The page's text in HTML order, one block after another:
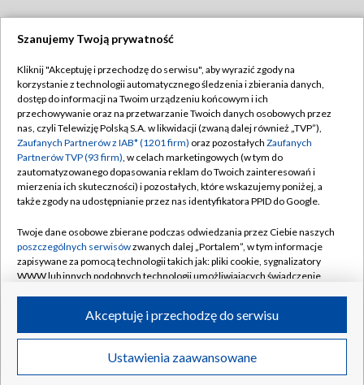
TVP
Abonament TVP
Emisja w TVP
Centrum informacji TVP
Naziemna Telewizja Cyfrowa
Rada Programowa
System NOS
Informacje o nadawcy
Program dla prasy
Ogłoszenie przetargowe
Regulamin TVP
Polityka prywatności
Moje zgody
Pomoc
Kontakt
Kanały
©2026 Telewizja Polska S.A. w likwidacji
Szanujemy Twoją prywatność
Kliknij "Akceptuję i przechodzę do serwisu", aby wyrazić zgody na
korzystanie z technologii automatycznego śledzenia i zbierania danych,
dostęp do informacji na Twoim urządzeniu końcowym i ich
przechowywanie oraz na przetwarzanie Twoich danych osobowych przez
nas, czyli Telewizję Polską S.A. w likwidacji (zwaną dalej również „TVP”),
Zaufanych Partnerów z IAB* (1201 firm) oraz pozostałych Zaufanych
Partnerów TVP (93 firm), w celach marketingowych (w tym do
zautomatyzowanego dopasowania reklam do Twoich zainteresowań i
mierzenia ich skuteczności) i pozostałych, które wskazujemy poniżej, a
także zgody na udostępnianie przez nas identyfikatora PPID do Google.
Twoje dane osobowe zbierane podczas odwiedzania przez Ciebie naszych
poszczególnych serwisówzwanych dalej „Portalem”, w tym informacje
zapisywane za pomocą technologii takich jak: pliki cookie, sygnalizatory
WWW lub innych podobnych technologii umożliwiających świadczenie
ruchu w Internecie.
Twoje dane osobowe zbierane podczas odwiedzania przez Ciebie
poszczególnych serwisówna Portalu, takie jak adresy IP, identyfikatory
Ustawienia zaawansowane
Akceptuję i przechodzę do serwisu